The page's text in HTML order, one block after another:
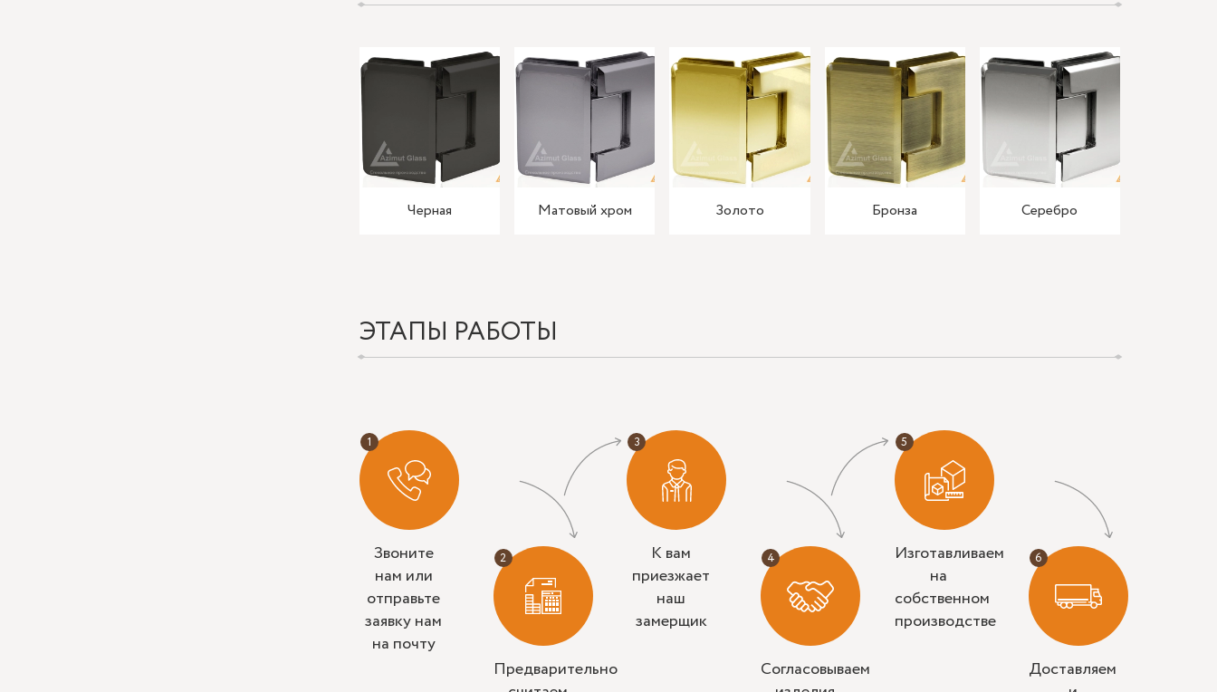
Черная Матовый хром Золото Бронза Серебро
ЭТАПЫ РАБОТЫ
Звоните
нам или
отправьте
заявку нам
на почту
Предварительно
К вам
приезжает
наш
замерщик
Согласовываем
Изготавливаем
на
собственном
производстве
Доставляем